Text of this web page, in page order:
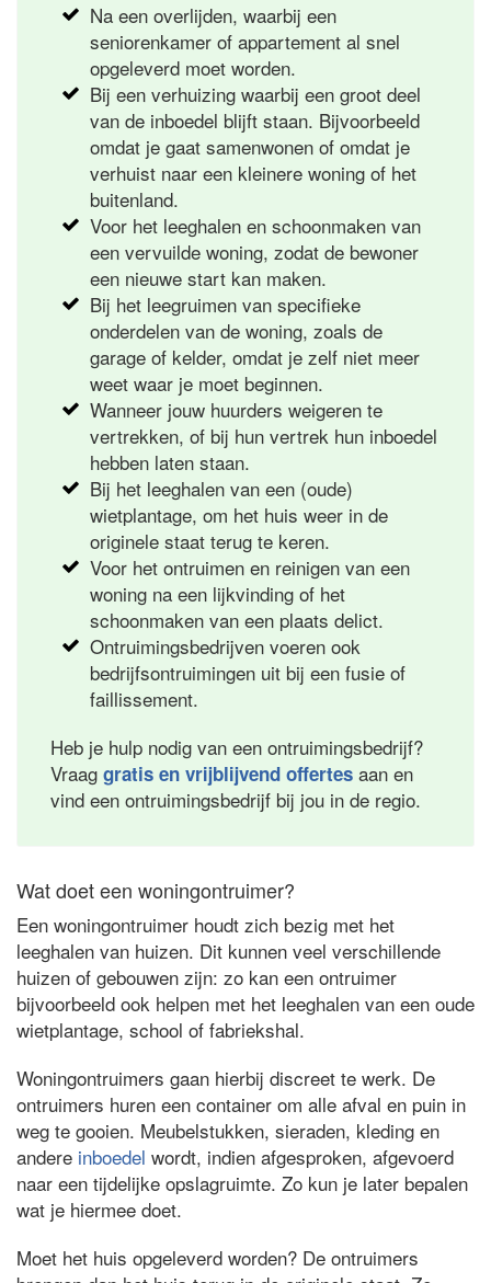
Na een overlijden, waarbij een
seniorenkamer of appartement al snel
opgeleverd moet worden.
Bij een verhuizing waarbij een groot deel
van de inboedel blijft staan. Bijvoorbeeld
omdat je gaat samenwonen of omdat je
verhuist naar een kleinere woning of het
buitenland.
Voor het leeghalen en schoonmaken van
een vervuilde woning, zodat de bewoner
een nieuwe start kan maken.
Bij het leegruimen van specifieke
onderdelen van de woning, zoals de
garage of kelder, omdat je zelf niet meer
weet waar je moet beginnen.
Wanneer jouw huurders weigeren te
vertrekken, of bij hun vertrek hun inboedel
hebben laten staan.
Bij het leeghalen van een (oude)
wietplantage, om het huis weer in de
originele staat terug te keren.
Voor het ontruimen en reinigen van een
woning na een lijkvinding of het
schoonmaken van een plaats delict.
Ontruimingsbedrijven voeren ook
bedrijfsontruimingen uit bij een fusie of
faillissement.
Heb je hulp nodig van een ontruimingsbedrijf?
Vraag gratis en vrijblijvend offertes aan en
vind een ontruimingsbedrijf bij jou in de regio.
Wat doet een woningontruimer?
Een woningontruimer houdt zich bezig met het
leeghalen van huizen. Dit kunnen veel verschillende
huizen of gebouwen zijn: zo kan een ontruimer
bijvoorbeeld ook helpen met het leeghalen van een oude
wietplantage, school of fabriekshal.
Woningontruimers gaan hierbij discreet te werk. De
ontruimers huren een container om alle afval en puin in
weg te gooien. Meubelstukken, sieraden, kleding en
andere inboedel wordt, indien afgesproken, afgevoerd
naar een tijdelijke opslagruimte. Zo kun je later bepalen
wat je hiermee doet.
Moet het huis opgeleverd worden? De ontruimers